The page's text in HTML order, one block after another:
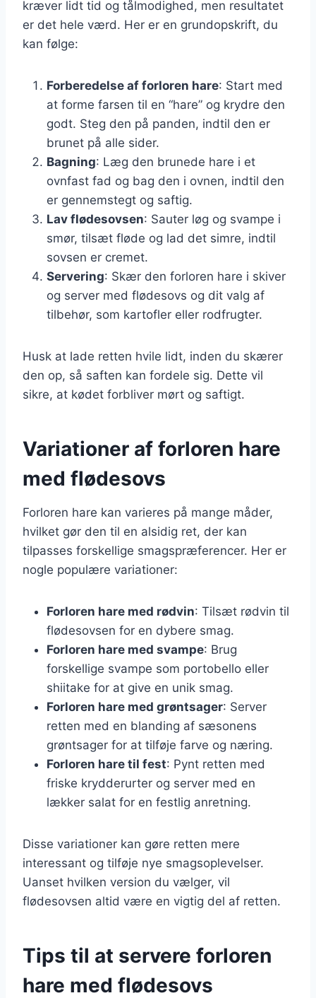
kræver lidt tid og tålmodighed, men resultatet
er det hele værd. Her er en grundopskrift, du
kan følge:
Forberedelse af forloren hare: Start med
at forme farsen til en “hare” og krydre den
godt. Steg den på panden, indtil den er
brunet på alle sider.
Bagning: Læg den brunede hare i et
ovnfast fad og bag den i ovnen, indtil den
er gennemstegt og saftig.
Lav flødesovsen: Sauter løg og svampe i
smør, tilsæt fløde og lad det simre, indtil
sovsen er cremet.
Servering: Skær den forloren hare i skiver
og server med flødesovs og dit valg af
tilbehør, som kartofler eller rodfrugter.
Husk at lade retten hvile lidt, inden du skærer
den op, så saften kan fordele sig. Dette vil
sikre, at kødet forbliver mørt og saftigt.
Variationer af forloren hare
med flødesovs
Forloren hare kan varieres på mange måder,
hvilket gør den til en alsidig ret, der kan
tilpasses forskellige smagspræferencer. Her er
nogle populære variationer:
Forloren hare med rødvin: Tilsæt rødvin til
flødesovsen for en dybere smag.
Forloren hare med svampe: Brug
forskellige svampe som portobello eller
shiitake for at give en unik smag.
Forloren hare med grøntsager: Server
retten med en blanding af sæsonens
grøntsager for at tilføje farve og næring.
Forloren hare til fest: Pynt retten med
friske krydderurter og server med en
lækker salat for en festlig anretning.
Disse variationer kan gøre retten mere
interessant og tilføje nye smagsoplevelser.
Uanset hvilken version du vælger, vil
flødesovsen altid være en vigtig del af retten.
Tips til at servere forloren
hare med flødesovs